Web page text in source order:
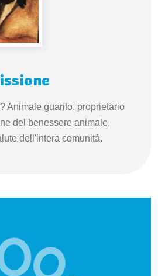
Animale guarito, proprietario
del benessere animale,
dell'intera comunità.